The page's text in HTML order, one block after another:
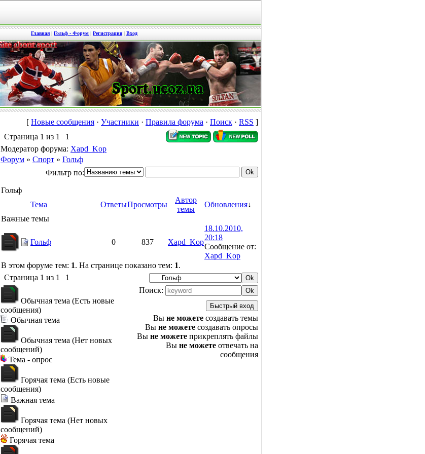
Главная | Гольф - Форум | Регистрация | Вход
[ Новые сообщения · Участники · Правила форума · Поиск · RSS ]
Страница 1 из 1
1
Модератор форума: Xapd_Kop
Форум » Спорт » Гольф
Фильтр по:
Гольф
Тема
ОтветыПросмотры
Автор
темы
Обновления↓
Важные темы
Гольф 0 837 Xapd_Kop
18.10.2010,
20:18
Сообщение от:
Xapd_Kop
В этом форуме тем: 1. На странице показано тем: 1.
Страница 1 из 1 1
Обычная тема (Есть новые
сообщения)
Обычная тема
Обычная тема (Нет новых
сообщений)
Тема - опрос
Горячая тема (Есть новые
сообщения)
Важная тема
Горячая тема (Нет новых
сообщений)
Горячая тема
Поиск:
Вы не можете создавать темы
Вы не можете создавать опросы
Вы не можете прикреплять файлы
Вы не можете отвечать на
сообщения